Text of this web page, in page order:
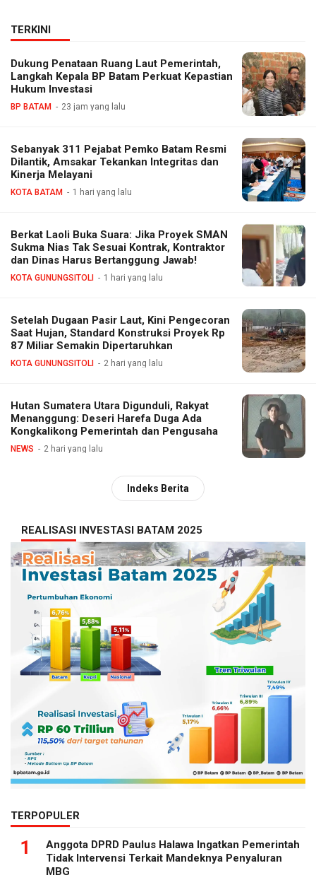
TERKINI
Dukung Penataan Ruang Laut Pemerintah,
Langkah Kepala BP Batam Perkuat Kepastian
Hukum Investasi
BP BATAM 23 jam yang lalu
Sebanyak 311 Pejabat Pemko Batam Resmi
Dilantik, Amsakar Tekankan Integritas dan
Kinerja Melayani
KOTA BATAM 1 hari yang lalu
Berkat Laoli Buka Suara: Jika Proyek SMAN
Sukma Nias Tak Sesuai Kontrak, Kontraktor
dan Dinas Harus Bertanggung Jawab!
KOTA GUNUNGSITOLI 1 hari yang lalu
Setelah Dugaan Pasir Laut, Kini Pengecoran
Saat Hujan, Standard Konstruksi Proyek Rp
87 Miliar Semakin Dipertaruhkan
KOTA GUNUNGSITOLI 2 hari yang lalu
Hutan Sumatera Utara Digunduli, Rakyat
Menanggung: Deseri Harefa Duga Ada
Kongkalikong Pemerintah dan Pengusaha
NEWS 2 hari yang lalu
Indeks Berita
REALISASI INVESTASI BATAM 2025
TERPOPULER
1
Anggota DPRD Paulus Halawa Ingatkan Pemerintah
Tidak Intervensi Terkait Mandeknya Penyaluran
MBG